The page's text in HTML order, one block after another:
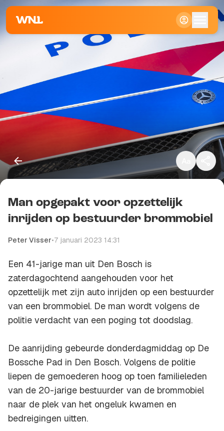
Standaard
Groot
Kopieer link
Man opgepakt voor opzettelijk
inrijden op bestuurder brommobiel
Peter Visser•7 januari 2023 14:31
Een 41-jarige man uit Den Bosch is
zaterdagochtend aangehouden voor het
opzettelijk met zijn auto inrijden op een bestuurder
van een brommobiel. De man wordt volgens de
politie verdacht van een poging tot doodslag.
De aanrijding gebeurde donderdagmiddag op De
Bossche Pad in Den Bosch. Volgens de politie
liepen de gemoederen hoog op toen familieleden
van de 20-jarige bestuurder van de brommobiel
naar de plek van het ongeluk kwamen en
bedreigingen uitten.